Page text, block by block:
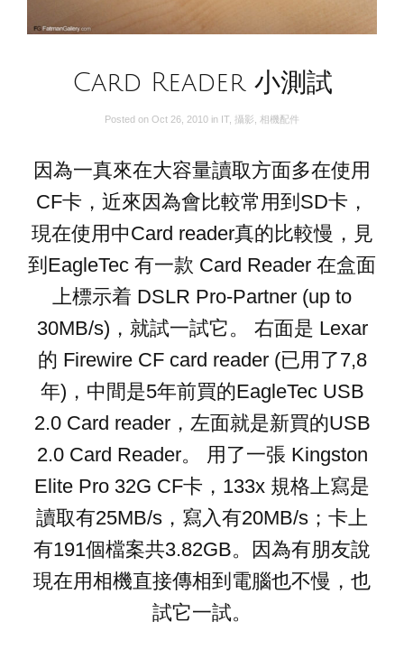
Card Reader 小測試
Posted on Oct 26, 2010 in IT, 攝影 相機配件
因為一真來在大容量讀取方面多在使用
CF卡，近來因為會比較常用到SD卡，
現在使用中Card reader真的比較慢，見
到EagleTec 有一款 Card Reader 在盒面
上標示着 DSLR Pro-Partner (up to
30MB/s)，就試一試它。 右面是 Lexar
的 Firewire CF card reader (已用了7,8
年)，中間是5年前買的EagleTec USB
2.0 Card reader，左面就是新買的USB
2.0 Card Reader。 用了一張 Kingston
Elite Pro 32G CF卡，133x 規格上寫是
讀取有25MB/s，寫入有20MB/s；卡上
有191個檔案共3.82GB。因為有朋友說
現在用相機直接傳相到電腦也不慢，也
試它一試。